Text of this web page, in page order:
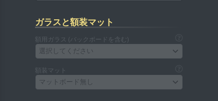
ガラスと額装マット
額用ガラス (バックボードを含む)
選択してください
額装マット
マットボード無し